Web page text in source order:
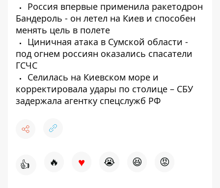
Россия впервые применила ракетодрон
Бандероль - он летел на Киев и способен
менять цель в полете
Циничная атака в Сумской области -
под огнем россиян оказались спасатели
ГСЧС
Селилась на Киевском море и
корректировала удары по столице – СБУ
задержала агентку спецслужб РФ
👍 🔥 ♥ 😭 😆 😡